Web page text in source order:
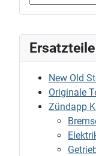
Ersatzteile
New Old
Originale
Zündapp